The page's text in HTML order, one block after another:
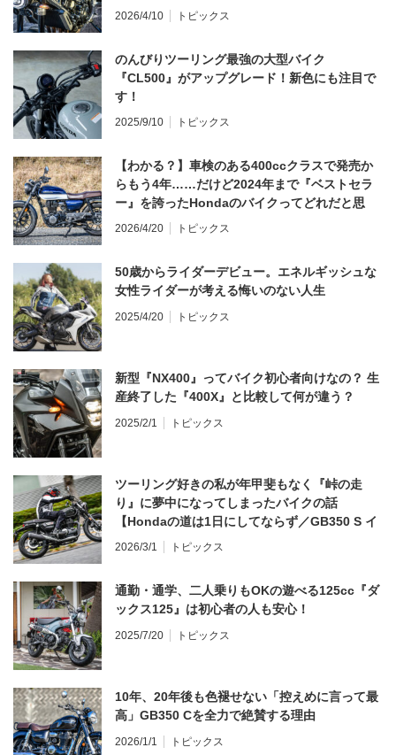
てならず／CB1000F ①第一印象 編】
2026/4/10 トピックス
のんびりツーリング最強の大型バイク
『CL500』がアップグレード！新色にも注目で
す！
2025/9/10 トピックス
【わかる？】車検のある400ccクラスで発売か
らもう4年……だけど2024年まで『ベストセラ
ー』を誇ったHondaのバイクってどれだと思
う？
2026/4/20 トピックス
50歳からライダーデビュー。エネルギッシュな
女性ライダーが考える悔いのない人生
2025/4/20 トピックス
新型『NX400』ってバイク初心者向けなの？ 生
産終了した『400X』と比較して何が違う？
2025/2/1 トピックス
ツーリング好きの私が年甲斐もなく『峠の走
り』に夢中になってしまったバイクの話
【Hondaの道は1日にしてならず／GB350 S イ
ンプレ・レビュー 前編】
2026/3/1 トピックス
通勤・通学、二人乗りもOKの遊べる125cc『ダ
ックス125』は初心者の人も安心！
2025/7/20 トピックス
10年、20年後も色褪せない「控えめに言って最
高」GB350 Cを全力で絶賛する理由
2026/1/1 トピックス